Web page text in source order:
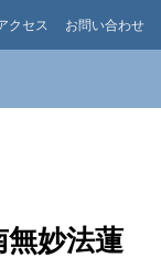
クセス お問い合わせ
妙法蓮